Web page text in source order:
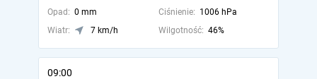
Opad: 0 mm Ciśnienie: 1006 hPa
Wiatr:
7 km/h Wilgotność: 46%
09:00